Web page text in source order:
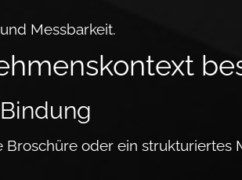
Messbarkeit.
oder ein struk­tu­riertes